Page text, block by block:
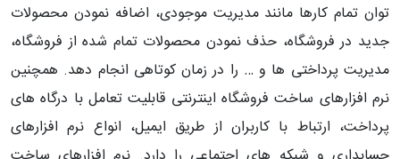
توان تمام کارها مانند مدیریت موجودی، اضافه نمودن محصولات
جدید در فروشگاه، حذف نمودن محصولات تمام شده از فروشگاه،
مدیریت پرداختی ها و … را در زمان کوتاهی انجام دهد. همچنین
نرم افزارهای ساخت فروشگاه اینترنتی قابلیت تعامل با درگاه های
پرداخت، ارتباط با کاربران از طریق ایمیل، انواع نرم افزارهای